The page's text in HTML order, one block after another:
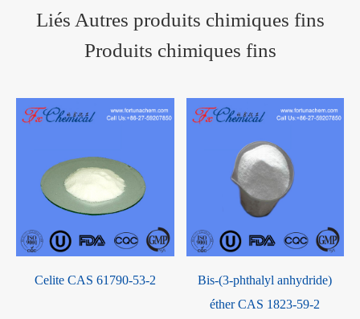
Liés Autres produits chimiques fins
Produits chimiques fins
Acide fluorhydrique CAS
Anhydride
méthyltétrahydrophtalique